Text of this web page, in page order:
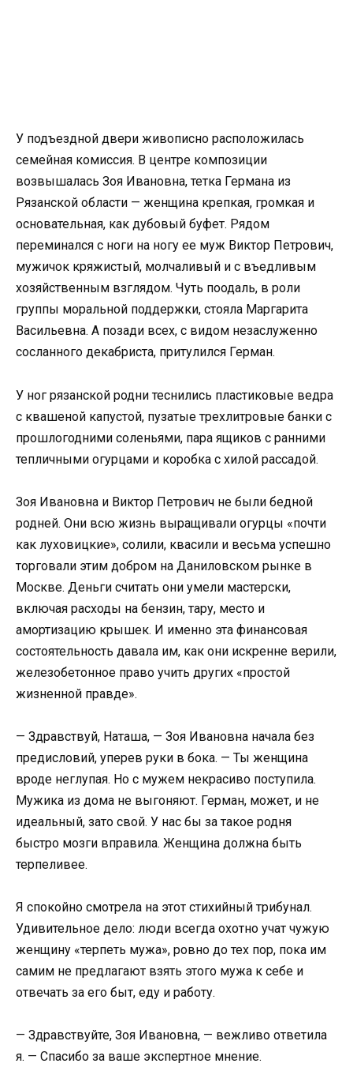
У подъездной двери живописно расположилась
семейная комиссия. В центре композиции
возвышалась Зоя Ивановна, тетка Германа из
Рязанской области — женщина крепкая, громкая и
основательная, как дубовый буфет. Рядом
переминался с ноги на ногу ее муж Виктор Петрович,
мужичок кряжистый, молчаливый и с въедливым
хозяйственным взглядом. Чуть поодаль, в роли
группы моральной поддержки, стояла Маргарита
Васильевна. А позади всех, с видом незаслуженно
сосланного декабриста, притулился Герман.
У ног рязанской родни теснились пластиковые ведра
с квашеной капустой, пузатые трехлитровые банки с
прошлогодними соленьями, пара ящиков с ранними
тепличными огурцами и коробка с хилой рассадой.
Зоя Ивановна и Виктор Петрович не были бедной
родней. Они всю жизнь выращивали огурцы «почти
как луховицкие», солили, квасили и весьма успешно
торговали этим добром на Даниловском рынке в
Москве. Деньги считать они умели мастерски,
включая расходы на бензин, тару, место и
амортизацию крышек. И именно эта финансовая
состоятельность давала им, как они искренне верили,
железобетонное право учить других «простой
жизненной правде».
— Здравствуй, Наташа, — Зоя Ивановна начала без
предисловий, уперев руки в бока. — Ты женщина
вроде неглупая. Но с мужем некрасиво поступила.
Мужика из дома не выгоняют. Герман, может, и не
идеальный, зато свой. У нас бы за такое родня
быстро мозги вправила. Женщина должна быть
терпеливее.
Я спокойно смотрела на этот стихийный трибунал.
Удивительное дело: люди всегда охотно учат чужую
женщину «терпеть мужа», ровно до тех пор, пока им
самим не предлагают взять этого мужа к себе и
отвечать за его быт, еду и работу.
— Здравствуйте, Зоя Ивановна, — вежливо ответила
я. — Спасибо за ваше экспертное мнение.